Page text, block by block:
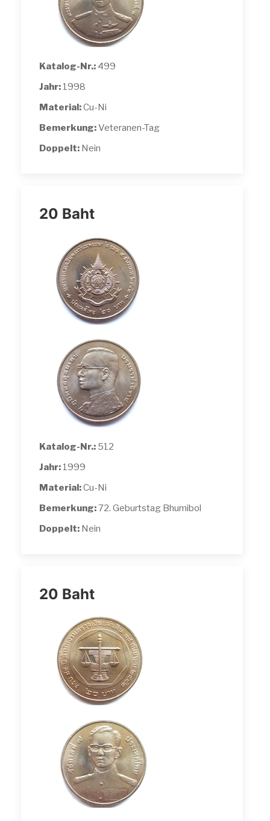
Katalog-Nr.: 499
Jahr: 1998
Material:Cu-Ni
Bemerkung:Veteranen-Tag
Doppelt: Nein
20 Baht
Katalog-Nr.: 512
Jahr: 1999
Material:Cu-Ni
Bemerkung:72. Geburtstag Bhumibol
Doppelt: Nein
20 Baht